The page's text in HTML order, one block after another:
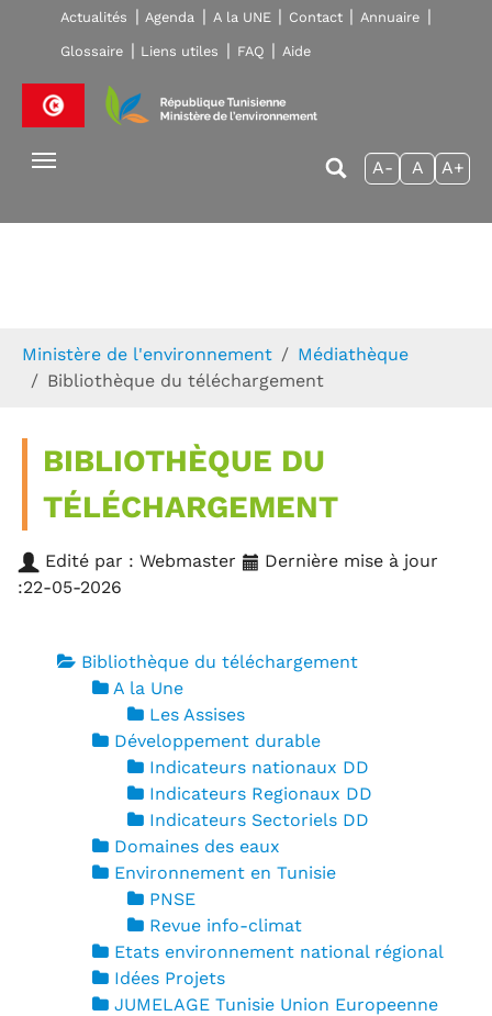
Skip to main navigation
Aller au contenu principal
Skip to page footer
Actualités Agenda A la UNE Contact Annuaire
Glossaire Liens utiles FAQ Aide
A- A A+
Ministère de l'environnement
Médiathèque
Bibliothèque du téléchargement
BIBLIOTHÈQUE DU
TÉLÉCHARGEMENT
Edité par : Webmaster
Dernière mise à jour
:22-05-2026
Bibliothèque du téléchargement
A la Une
Les Assises
Développement durable
Indicateurs nationaux DD
Indicateurs Regionaux DD
Indicateurs Sectoriels DD
Domaines des eaux
Environnement en Tunisie
PNSE
Revue info-climat
Etats environnement national régional
Idées Projets
JUMELAGE Tunisie Union Europeenne